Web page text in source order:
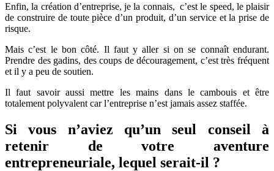
Enfin, la création d’entreprise, je la connais, c’est le speed, le plaisir
de construire de toute pièce d’un produit, d’un service et la prise de
risque.
Mais c’est le bon côté. Il faut y aller si on se connaît endurant.
Prendre des gadins, des coups de découragement, c’est très fréquent
et il y a peu de soutien.
Il faut savoir aussi mettre les mains dans le cambouis et être
totalement polyvalent car l’entreprise n’est jamais assez staffée.
Si vous n’aviez qu’un seul conseil à
retenir de votre aventure
entrepreneuriale, lequel serait-il ?